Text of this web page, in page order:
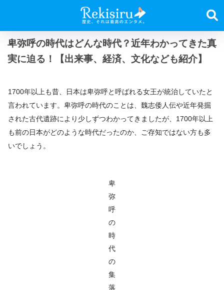
卑弥呼の時代はどんな時代？近年わかってきた真
実に迫る！【出来事、経済、文化なども紹介】
1700年以上も昔、日本は卑弥呼と呼ばれる女王が統治していたと
言われています。卑弥呼の時代のことは、魏志倭人伝や近年発掘
された古代遺跡により少しずつわかってきましたが、1700年以上
も前の日本がどのような時代だったのか、ご存知ではない方も多
いでしょう。
卑
弥
呼
の
時
代
の
集
落